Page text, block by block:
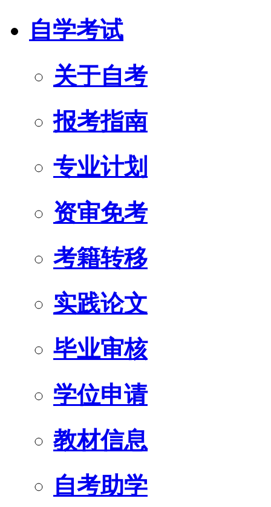
自学考试
关于自考
报考指南
专业计划
资审免考
考籍转移
实践论文
毕业审核
学位申请
教材信息
自考助学